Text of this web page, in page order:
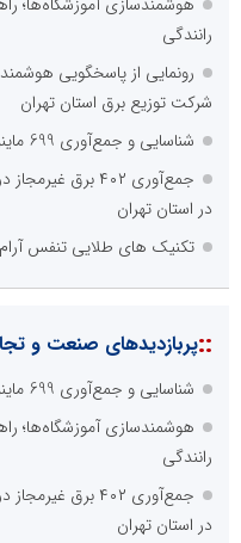
رانندگی
شرکت توزیع برق استان تهران
شناسایی و جمع‌آوری 699 ماینر غیرمجاز در استان تهران
جمع‌آوری ۴۰۲ برق
در استان تهران
تکنیک های طلایی تنفس
::پربازدیدهای صنعت و
شناسایی و جمع‌آوری 699 ماینر غیرمجاز در استان تهران
هوشمندسازی آموزشگاه‌ها؛
رانندگی
جمع‌آوری ۴۰۲ برق
در استان تهران